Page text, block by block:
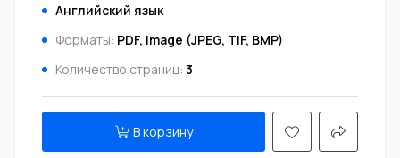
Английский язык
Форматы: PDF, Image (JPEG, TIF, BMP)
Количество страниц: 3
В корзину